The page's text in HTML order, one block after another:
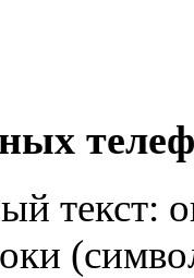
текст: